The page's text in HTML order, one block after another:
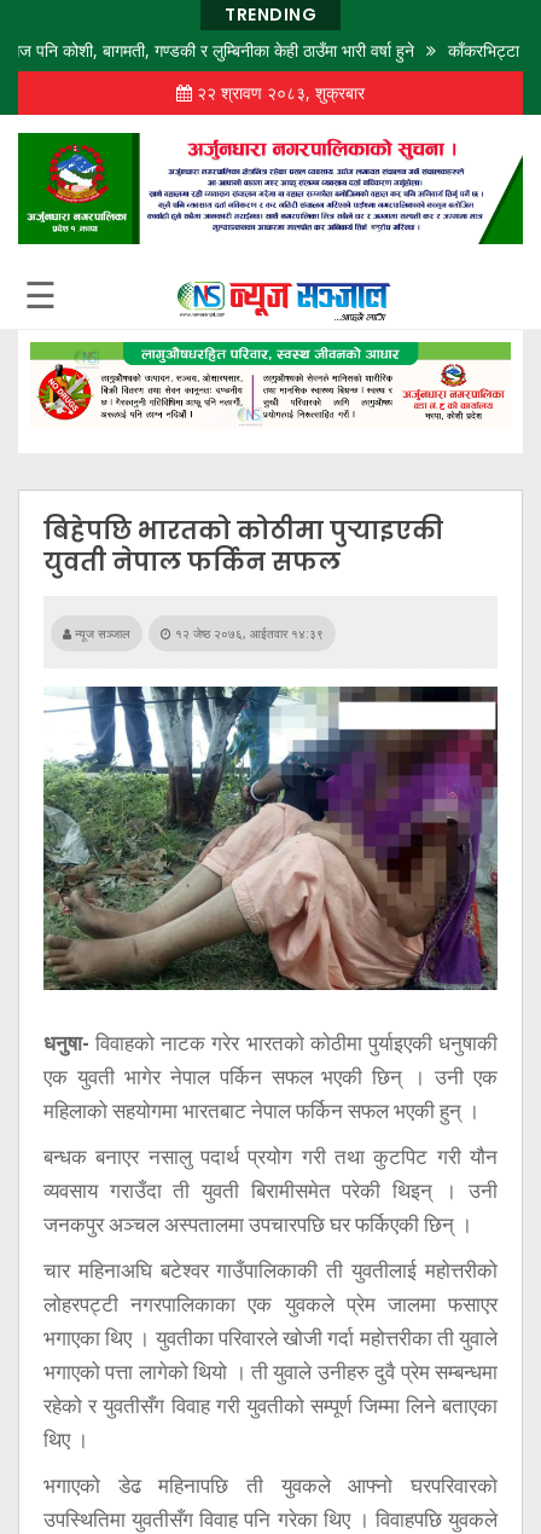
TRENDING
कोशी, बागमती, गण्डकी र लुम्बिनीका केही ठाउँमा भारी वर्षा हुने
काँकरभिट्टा
२२ श्रावण २०८३, शुक्रबार
☰
बिहेपछि भारतको कोठीमा पुर्‍याइएकी
युवती नेपाल फर्किन सफल
न्यूज सञ्जाल १२ जेष्ठ २०७६, आईतवार १४:३९
धनुषा- विवाहको नाटक गरेर भारतको कोठीमा पुर्याइएकी धनुषाकी
एक युवती भागेर नेपाल पर्किन सफल भएकी छिन् । उनी एक
महिलाको सहयोगमा भारतबाट नेपाल फर्किन सफल भएकी हुन् ।
बन्धक बनाएर नसालु पदार्थ प्रयोग गरी तथा कुटपिट गरी यौन
व्यवसाय गराउँदा ती युवती बिरामीसमेत परेकी थिइन् । उनी
जनकपुर अञ्चल अस्पतालमा उपचारपछि घर फर्किएकी छिन् ।
चार महिनाअघि बटेश्वर गाउँपालिकाकी ती युवतीलाई महोत्तरीको
लोहरपट्टी नगरपालिकाका एक युवकले प्रेम जालमा फसाएर
भगाएका थिए । युवतीका परिवारले खोजी गर्दा महोत्तरीका ती युवाले
भगाएको पत्ता लागेको थियो । ती युवाले उनीहरु दुवै प्रेम सम्बन्धमा
रहेको र युवतीसँग विवाह गरी युवतीको सम्पूर्ण जिम्मा लिने बताएका
थिए ।
भगाएको डेढ महिनापछि ती युवकले आफ्नो घरपरिवारको
उपस्थितिमा युवतीसँग विवाह पनि गरेका थिए । विवाहपछि युवकले
पृष्ठ
समाज
विचार
शिक्षा
बजार
राजनीति
सूचना
प्रविधि
अन्तर्वार्ता
अन्तर्राष्ट्रिय
स्वास्थ्य
विज्ञापन
Tech